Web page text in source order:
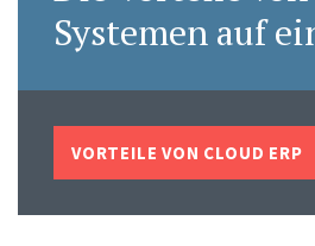
Systemen auf
VORTEILE VON CLOUD ERP